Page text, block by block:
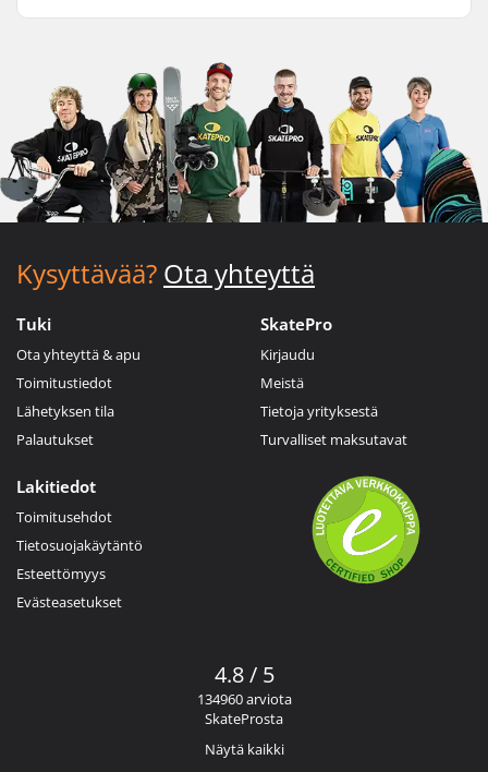
Kysyttävää? Ota yhteyttä
Tuki
Ota yhteyttä & apu
Toimitustiedot
Lähetyksen tila
Palautukset
SkatePro
Kirjaudu
Meistä
Tietoja yrityksestä
Turvalliset maksutavat
Lakitiedot
Toimitusehdot
Tietosuojakäytäntö
Esteettömyys
Evästeasetukset
4.8 / 5
134960 arviota
SkateProsta
Näytä kaikki